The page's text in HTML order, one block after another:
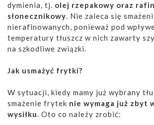
dymienia, tj. olej rzepakowy oraz
słonecznikowy. Nie zaleca się
nierafinowanych, ponieważ pod
temperatury tłuszcz w nich zawarty
na szkodliwe związki.
Jak usmażyć frytki?
W sytuacji, kiedy mamy już wybrany
smażenie frytek nie wymaga już zbyt
wysiłku. Oto co należy zrobić: